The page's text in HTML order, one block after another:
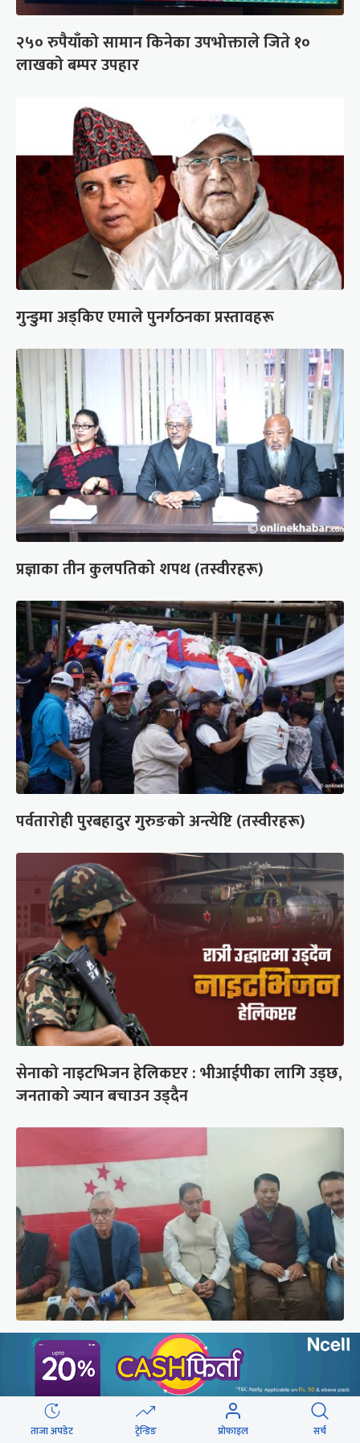
२५० रुपैयाँको सामान किनेका उपभोक्ताले जिते १०
लाखको बम्पर उपहार
गुन्डुमा अड्किए एमाले पुनर्गठनका प्रस्तावहरू
प्रज्ञाका तीन कुलपतिको शपथ (तस्वीरहरू)
पर्वतारोही पुरबहादुर गुरुङको अन्त्येष्टि (तस्वीरहरू)
सेनाको नाइटभिजन हेलिकप्टर : भीआईपीका लागि उड्छ,
जनताको ज्यान बचाउन उड्दैन
कांग्रेस संस्थापन इतर समूहको राष्ट्रिय भेलालाई देउवाले
सम्बोधन गर्ने
ताजा अपडेट ट्रेन्डिङ प्रोफाइल सर्च